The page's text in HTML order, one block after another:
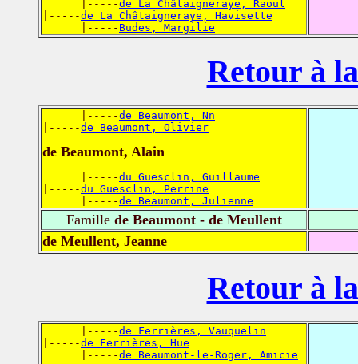
      |-----
de La Châtaigneraye, Raoul
|-----de La Châtaigneraye, Havisette
      |-----
Budes, Margilie
Retour à
      |-----
de Beaumont, Nn
|-----de Beaumont, Olivier
de Beaumont, Alain
      |-----
du Guesclin, Guillaume
|-----du Guesclin, Perrine
      |-----
de Beaumont, Julienne
Famillede Beaumont - de Meullent
de Meullent, Jeanne
Retour à
      |-----
de Ferrières, Vauquelin
|-----de Ferrières, Hue
      |-----
de Beaumont-le-Roger, Amicie